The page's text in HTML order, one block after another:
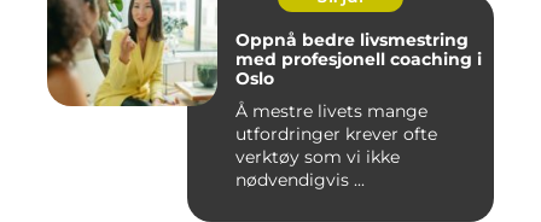
Oppnå bedre livsmestring
med profesjonell coaching i
Oslo
Å mestre livets mange
utfordringer krever ofte
verktøy som vi ikke
nødvendigvis ...